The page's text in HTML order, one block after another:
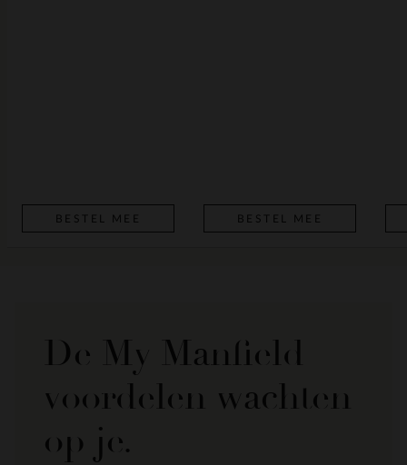
BESTEL MEE BESTEL MEE
De My Manfield
voordelen wachten
op je.